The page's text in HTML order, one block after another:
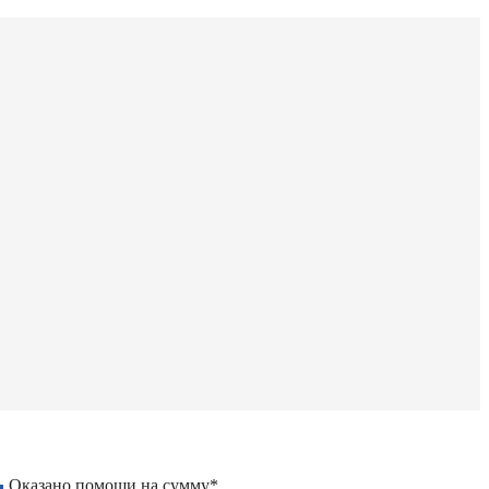
Оказано помощи на сумму*